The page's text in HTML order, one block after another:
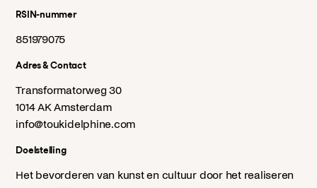
RSIN-nummer
851979075
Adres & Contact
Transformatorweg 30
1014 AK Amsterdam
info@toukidelphine.com
Doelstelling
Het bevorderen van kunst en cultuur door het realiseren